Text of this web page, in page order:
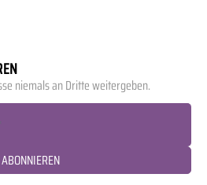
niemals an Dritte weitergeben.
ABONNIEREN